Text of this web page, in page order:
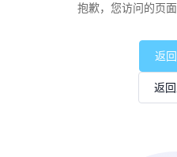
抱歉，您访问的页
返
返